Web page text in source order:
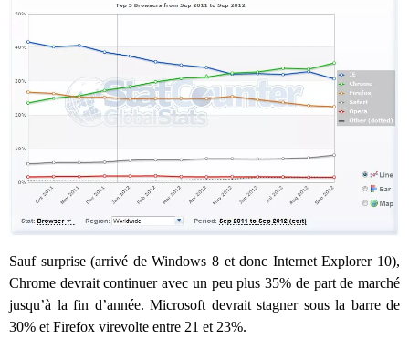
Sauf surprise (arrivé de Windows 8 et donc Internet Explorer 10),
Chrome devrait continuer avec un peu plus 35% de part de marché
jusqu’à la fin d’année. Microsoft devrait stagner sous la barre de
30% et Firefox virevolte entre 21 et 23%.